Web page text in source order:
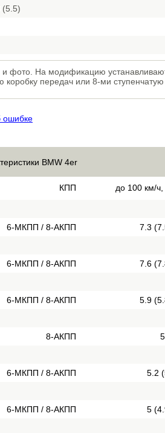
(5.5)
фото. На модификацию
передач или 8-ми ступенчатую
ошибке
BMW 4er
КПП до 100 км/ч,
6-МКПП / 8-АКПП 7.3
6-МКПП / 8-АКПП 7.6
6-МКПП / 8-АКПП 5.9
8-АКПП
6-МКПП / 8-АКПП 5.2
6-МКПП / 8-АКПП 5